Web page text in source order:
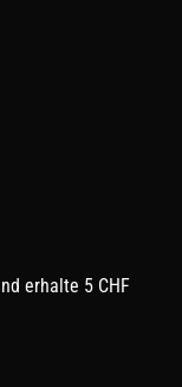
erhalte 5 CHF